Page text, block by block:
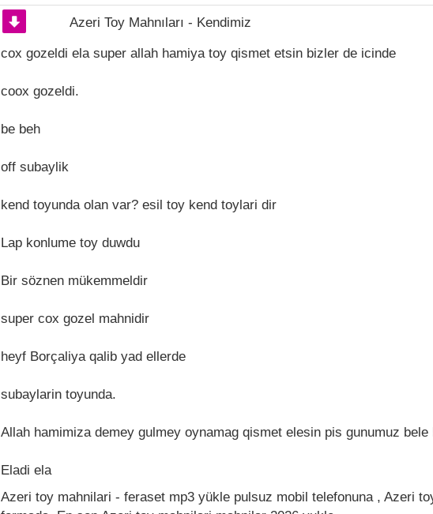
Azeri Toy Mahnıları - Kendimiz
cox gozeldi ela super allah hamiya toy qismet etsin bizler de icinde
coox gozeldi.
be beh
off subaylik
kend toyunda olan var? esil toy kend toylari dir
Lap konlume toy duwdu
Bir söznen mükemmeldir
super cox gozel mahnidir
heyf Borçaliya qalib yad ellerde
subaylarin toyunda.
Allah hamimiza demey gulmey oynamag qismet elesin pis gunumuz
Eladi ela
Azeri toy mahnilari - feraset mp3 yükle pulsuz mobil telefonuna , Azeri